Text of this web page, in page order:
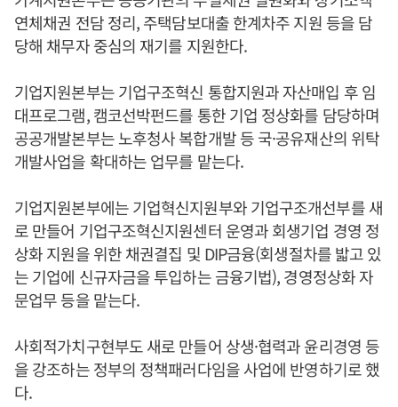
연체채권 전담 정리, 주택담보대출 한계차주 지원 등을 담
당해 채무자 중심의 재기를 지원한다.
기업지원본부는 기업구조혁신 통합지원과 자산매입 후 임
대프로그램, 캠코선박펀드를 통한 기업 정상화를 담당하며
공공개발본부는 노후청사 복합개발 등 국·공유재산의 위탁
개발사업을 확대하는 업무를 맡는다.
기업지원본부에는 기업혁신지원부와 기업구조개선부를 새
로 만들어 기업구조혁신지원센터 운영과 회생기업 경영 정
상화 지원을 위한 채권결집 및 DIP금융(회생절차를 밟고 있
는 기업에 신규자금을 투입하는 금융기법), 경영정상화 자
문업무 등을 맡는다.
사회적가치구현부도 새로 만들어 상생·협력과 윤리경영 등
을 강조하는 정부의 정책패러다임을 사업에 반영하기로 했
다.